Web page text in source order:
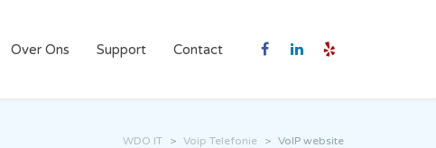
Over Ons Support Contact
WDO IT > Voip Telefonie > VoIP website